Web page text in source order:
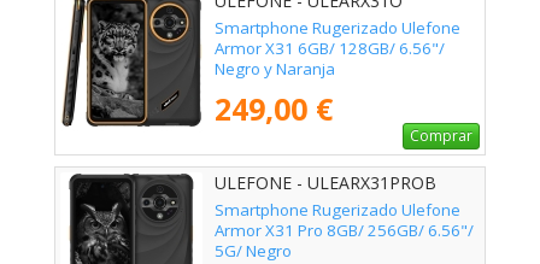
Smartphone Rugerizado Ulefone
Armor X31 6GB/ 128GB/ 6.56"/
Negro y Naranja
249,00 €
Comprar
ULEFONE - ULEARX31PROB
Smartphone Rugerizado Ulefone
Armor X31 Pro 8GB/ 256GB/ 6.56"/
5G/ Negro